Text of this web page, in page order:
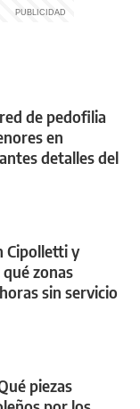
de pedofilia
en
detalles del
Cipolletti y
zonas
sin servicio
piezas